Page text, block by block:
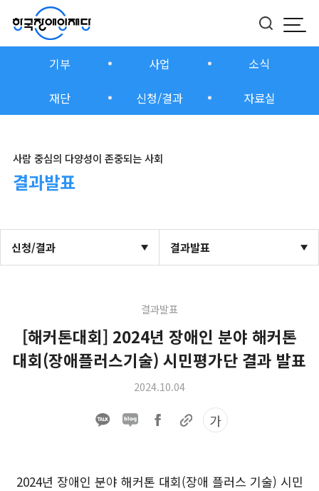
모
버튼
기부 사업
소식
재단
신청/결과 자료실
사람 중심의 다양성이 존중되는 사회
결과발표
신청/결과 결과발표
결과발표
[해커톤대회] 2024년 장애인 분야 해커톤
대회(장애플러스기술) 시민평가단 결과 발표
2024.10.04
가
2024년 장애인 분야 해커톤 대회(장애 플러스 기술) 시민